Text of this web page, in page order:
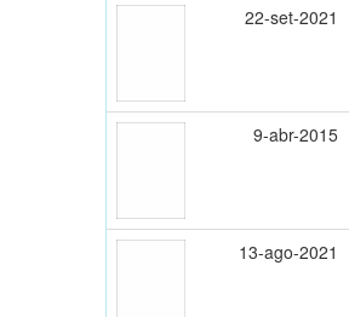
22-set-2021
9-abr-2015
13-ago-2021